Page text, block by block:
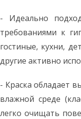
- Идеально
требованиями к
гостиные, кухни,
другие активно
- Краска обладает
влажной среде
легко очищать